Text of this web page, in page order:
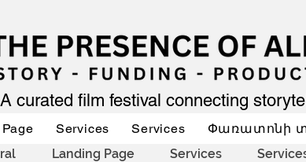
A curated film festival connecting
Services Services Փառատոնի
Landing Page Services